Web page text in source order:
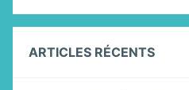
ARTICLES RÉCENTS